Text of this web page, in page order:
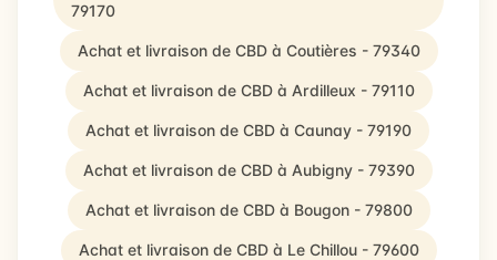
79170
Achat et livraison de CBD à Coutières - 79340
Achat et livraison de CBD à Ardilleux - 79110
Achat et livraison de CBD à Caunay - 79190
Achat et livraison de CBD à Aubigny - 79390
Achat et livraison de CBD à Bougon - 79800
Achat et livraison de CBD à Le Chillou - 79600